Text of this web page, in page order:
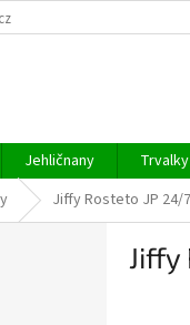
Jehličnany
Jiffy Rosteto JP 24/
Jiffy